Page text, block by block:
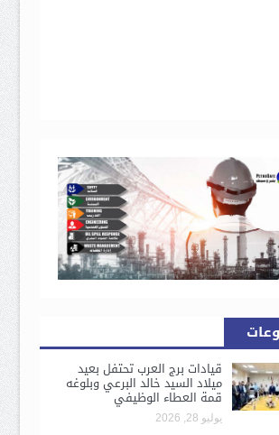
قيادات برج العرب تحتفل بعيد
ميلاد السيد خالد البرعي وبلوغه
قمة العطاء الوظيفي
يوليو 28, 2026